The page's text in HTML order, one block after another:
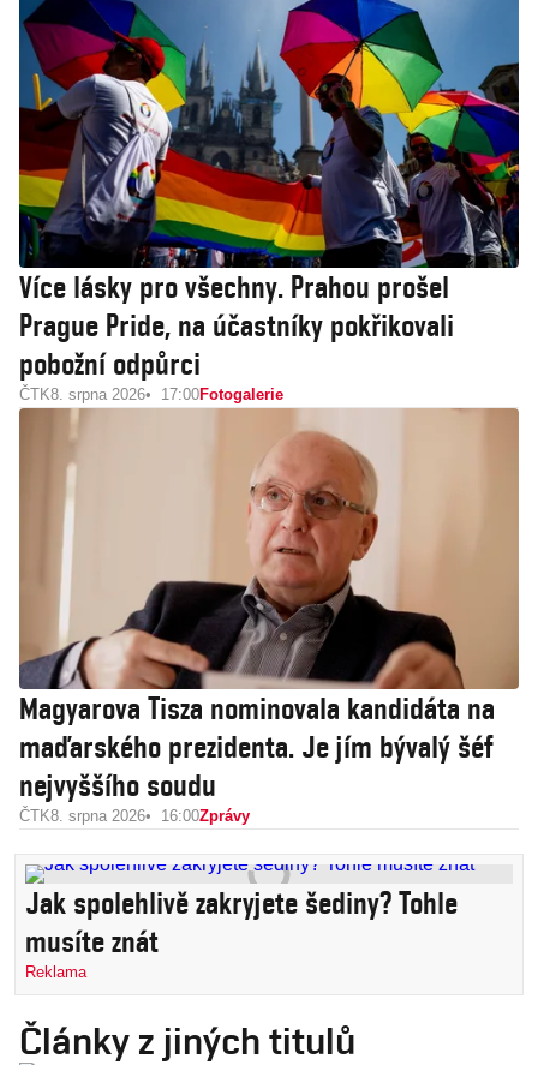
Více lásky pro všechny. Prahou prošel
Prague Pride, na účastníky pokřikovali
pobožní odpůrci
ČTK8. srpna 2026 17:00Fotogalerie
Magyarova Tisza nominovala kandidáta na
maďarského prezidenta. Je jím bývalý šéf
nejvyššího soudu
ČTK8. srpna 2026 16:00Zprávy
Jak spolehlivě zakryjete šediny? Tohle
musíte znát
Reklama
Články z jiných titulů